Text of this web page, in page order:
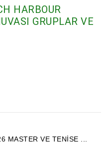
HARBOUR
GRUPLAR VE
MASTER VE TENİSE ...